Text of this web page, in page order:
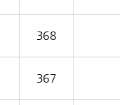
368
367